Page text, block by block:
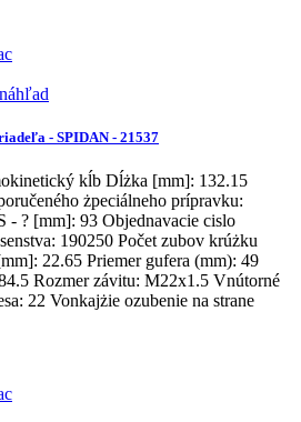
- SPIDAN - 21537
kĺb Dĺżka [mm]: 132.15
żpeciálneho prípravku:
- ? [mm]: 93 Objednavacie cislo
190250 Počet zubov krúżku
22.65 Priemer gufera (mm): 49
Rozmer závitu: M22x1.5 Vnútorné
22 Vonkajżie ozubenie na strane